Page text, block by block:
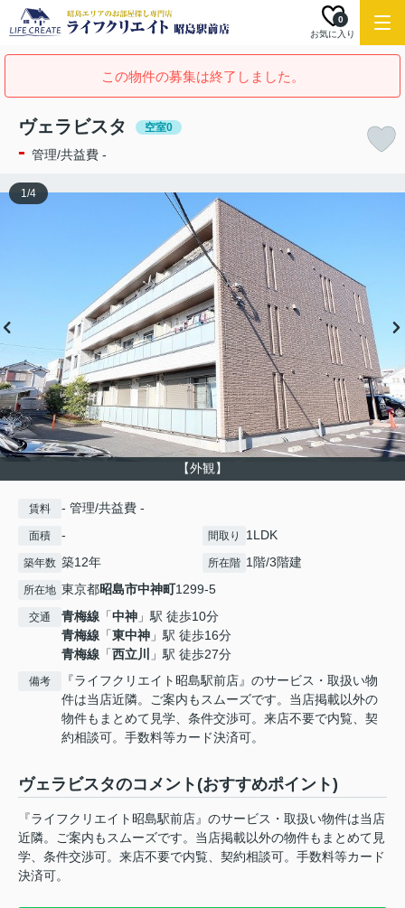
お気に入り
0
この物件の募集は終了しました。
ヴェラビスタ 空室0
- 管理/共益費 -
【外観】
1/4
賃料 - 管理/共益費 -
面積 - 間取り 1LDK
築年数 築12年 所在階 1階/3階建
所在地 東京都昭島市中神町1299-5
交通 青梅線 「中神 」駅 徒歩10分
青梅線 「東中神 」駅 徒歩16分
青梅線 「西立川 」駅 徒歩27分
備考
『ライフクリエイト昭島駅前店』のサービス・取扱い物
件は当店近隣。ご案内もスムーズです。当店掲載以外の
物件もまとめて見学、条件交渉可。来店不要で内覧、契
約相談可。手数料等カード決済可。
ヴェラビスタのコメント(おすすめポイント)
『ライフクリエイト昭島駅前店』のサービス・取扱い物件は当店
近隣。ご案内もスムーズです。当店掲載以外の物件もまとめて見
学、条件交渉可。来店不要で内覧、契約相談可。手数料等カード
決済可。